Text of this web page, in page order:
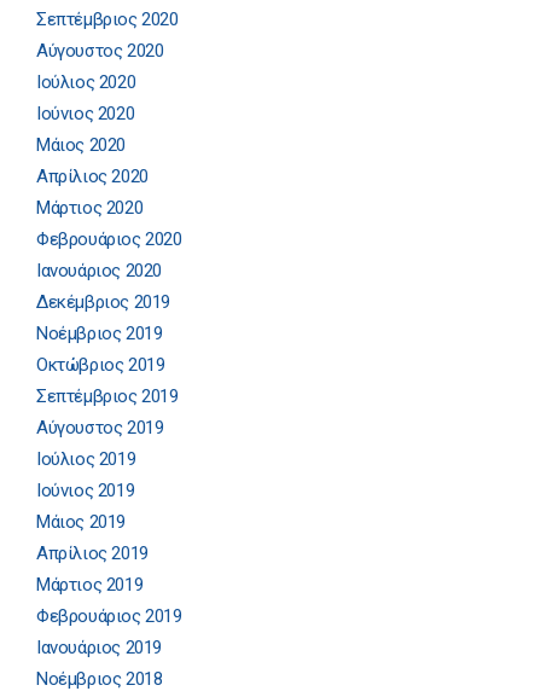
Σεπτέμβριος 2020
Αύγουστος 2020
Ιούλιος 2020
Ιούνιος 2020
Μάιος 2020
Απρίλιος 2020
Μάρτιος 2020
Φεβρουάριος 2020
Ιανουάριος 2020
Δεκέμβριος 2019
Νοέμβριος 2019
Οκτώβριος 2019
Σεπτέμβριος 2019
Αύγουστος 2019
Ιούλιος 2019
Ιούνιος 2019
Μάιος 2019
Απρίλιος 2019
Μάρτιος 2019
Φεβρουάριος 2019
Ιανουάριος 2019
Νοέμβριος 2018